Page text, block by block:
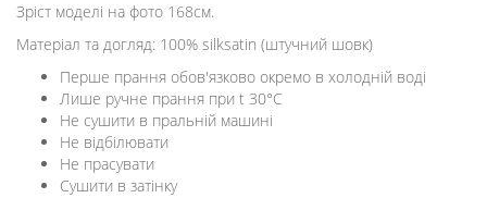
Зріст моделі на фото 168см.
Матеріал та догляд: 100% silksatin (штучний шовк)
Перше прання обов'язково окремо в холодній воді
Лише ручне прання при t 30°C
Не сушити в пральній машині
Не відбілювати
Не прасувати
Сушити в затінку